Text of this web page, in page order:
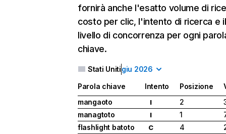
fornirà anche l'esatto volume di
costo per clic, l'intento di ricerca e il
livello di concorrenza per ogni
chiave.
Stati Unitigiu 2026
Parola chiave Intento Posizione
mangaoto
I 2
managtoto
I 1
flashlight batoto
C 4